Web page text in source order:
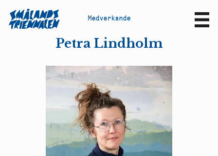
Medverkande
Petra Lindholm